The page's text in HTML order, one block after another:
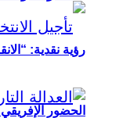
الحضور
رؤية نقدية: